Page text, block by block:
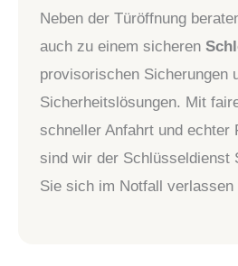
Neben der Türöffnung
auch zu einem sicheren
provisorischen Sicherungen
Sicherheitslösungen. Mit
schneller Anfahrt und echter
sind wir der Schlüsseldienst
Sie sich im Notfall verlassen